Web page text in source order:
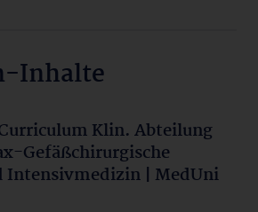
Inhalte
Klin. Abteilung
Gefäßchirurgische
Intensivmedizin | MedUni